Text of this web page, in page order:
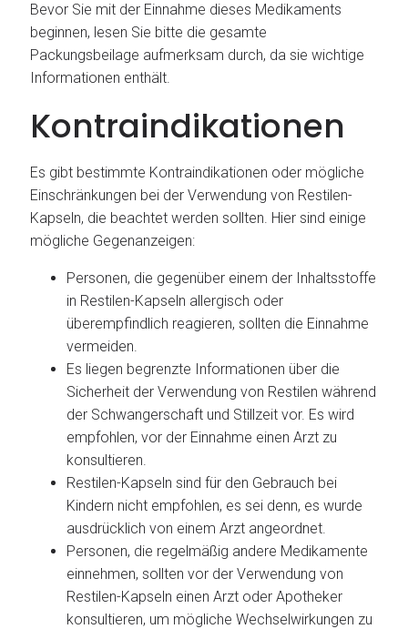
Bevor Sie mit der Einnahme dieses Medikaments
beginnen, lesen Sie bitte die gesamte
Packungsbeilage aufmerksam durch, da sie wichtige
Informationen enthält.
Kontraindikationen
Es gibt bestimmte Kontraindikationen oder mögliche
Einschränkungen bei der Verwendung von Restilen-
Kapseln, die beachtet werden sollten. Hier sind einige
mögliche Gegenanzeigen:
Personen, die gegenüber einem der Inhaltsstoffe
in Restilen-Kapseln allergisch oder
überempfindlich reagieren, sollten die Einnahme
vermeiden.
Es liegen begrenzte Informationen über die
Sicherheit der Verwendung von Restilen während
der Schwangerschaft und Stillzeit vor. Es wird
empfohlen, vor der Einnahme einen Arzt zu
konsultieren.
Restilen-Kapseln sind für den Gebrauch bei
Kindern nicht empfohlen, es sei denn, es wurde
ausdrücklich von einem Arzt angeordnet.
Personen, die regelmäßig andere Medikamente
einnehmen, sollten vor der Verwendung von
Restilen-Kapseln einen Arzt oder Apotheker
konsultieren, um mögliche Wechselwirkungen zu